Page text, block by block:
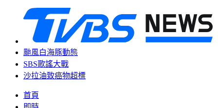
颱風白海豚動態
SBS歌謠大戰
沙拉油致癌物超標
首頁